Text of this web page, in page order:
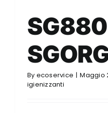
SG880
By ecoservice | Maggio
igienizzanti